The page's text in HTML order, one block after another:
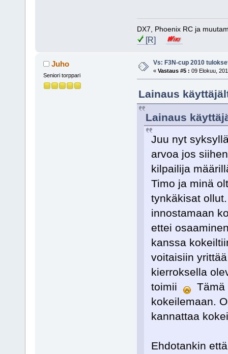
DX7, Phoenix RC ja
[R]
Juho
Seniori torppari
Vs: F3N-cup 2010
« Vastaus #5 : 09 Elokuu,
Lainaus
Lainaus
Juu nyt
arvoa jos
kilpailija
Timo ja minä
tynkäkisat
innostamaan
ettei
kanssa
voitaisiin
kierroksella
toimii
Tämä
kokeilemaan.
kannattaa
Ehdotankin